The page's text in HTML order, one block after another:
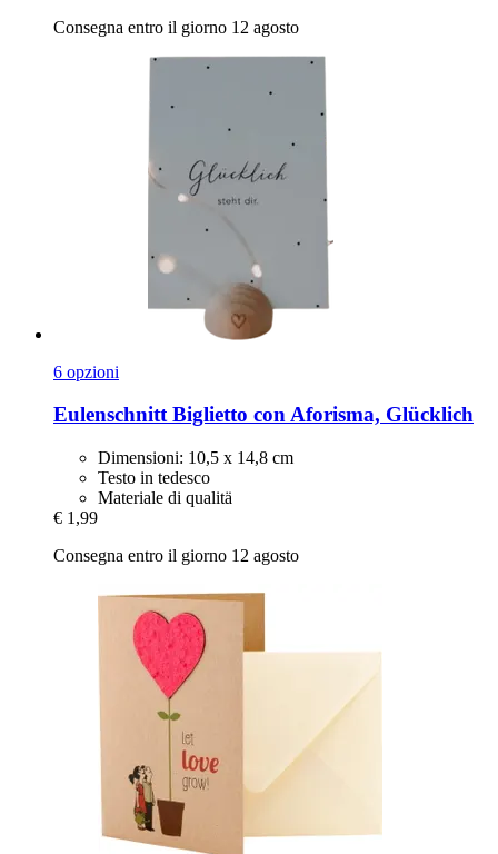
Consegna entro il giorno 12 agosto
6 opzioni
EulenschnittBiglietto con Aforisma, Glücklich
Dimensioni: 10,5 x 14,8 cm
Testo in tedesco
Materiale di qualitä
€ 1,99
Consegna entro il giorno 12 agosto